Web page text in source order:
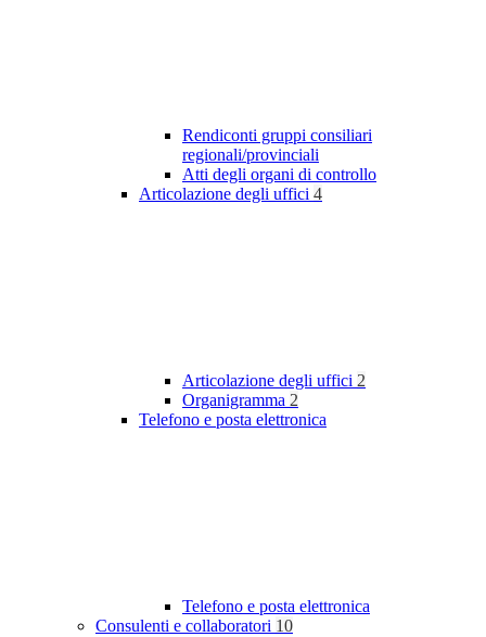
Rendiconti gruppi consiliari
regionali/provinciali
Atti degli organi di controllo
Articolazione degli uffici 4
Articolazione degli uffici 2
Organigramma 2
Telefono e posta elettronica
Telefono e posta elettronica
Consulenti e collaboratori 10